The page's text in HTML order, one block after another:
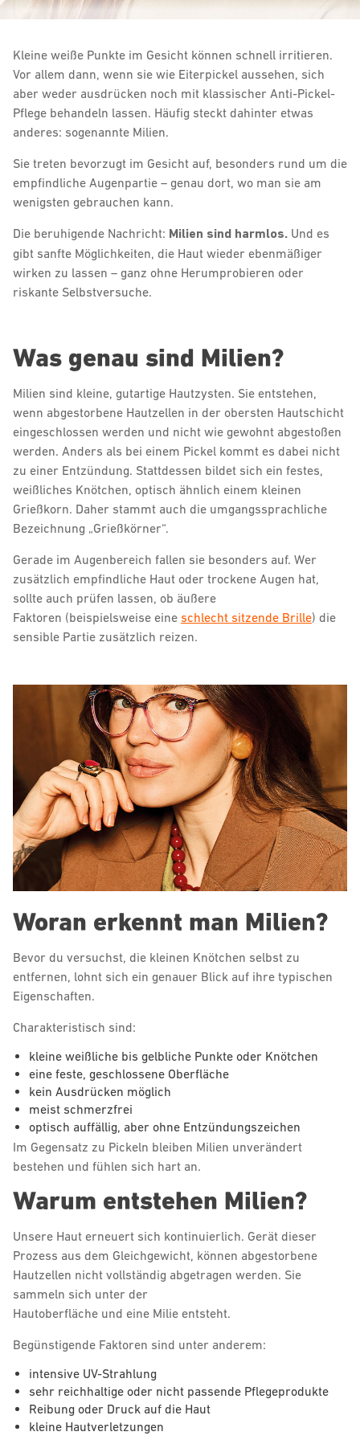
Kleine weiße Punkte im Gesicht können schnell irritieren.
Vor allem dann, wenn sie wie Eiterpickel aussehen, sich
aber weder ausdrücken noch mit klassischer Anti-Pickel-
Pflege behandeln lassen. Häufig steckt dahinter etwas
anderes: sogenannte Milien.
Sie treten bevorzugt im Gesicht auf, besonders rund um die
empfindliche Augenpartie – genau dort, wo man sie am
wenigsten gebrauchen kann.
Die beruhigende Nachricht: Milien sind harmlos. Und es
gibt sanfte Möglichkeiten, die Haut wieder ebenmäßiger
wirken zu lassen – ganz ohne Herumprobieren oder
riskante Selbstversuche.
Was genau sind Milien?
Milien sind kleine, gutartige Hautzysten. Sie entstehen,
wenn abgestorbene Hautzellen in der obersten Hautschicht
eingeschlossen werden und nicht wie gewohnt abgestoßen
werden. Anders als bei einem Pickel kommt es dabei nicht
zu einer Entzündung. Stattdessen bildet sich ein festes,
weißliches Knötchen, optisch ähnlich einem kleinen
Grießkorn. Daher stammt auch die umgangssprachliche
Bezeichnung „Grießkörner“.
Gerade im Augenbereich fallen sie besonders auf. Wer
zusätzlich empfindliche Haut oder trockene Augen hat,
sollte auch prüfen lassen, ob äußere
Faktoren (beispielsweise eine schlecht sitzende Brille) die
sensible Partie zusätzlich reizen.
Woran erkennt man Milien?
Bevor du versuchst, die kleinen Knötchen selbst zu
entfernen, lohnt sich ein genauer Blick auf ihre typischen
Eigenschaften.
Charakteristisch sind:
kleine weißliche bis gelbliche Punkte oder Knötchen
eine feste, geschlossene Oberfläche
kein Ausdrücken möglich
meist schmerzfrei
optisch auffällig, aber ohne Entzündungszeichen
Im Gegensatz zu Pickeln bleiben Milien unverändert
bestehen und fühlen sich hart an.
Warum entstehen Milien?
Unsere Haut erneuert sich kontinuierlich. Gerät dieser
Prozess aus dem Gleichgewicht, können abgestorbene
Hautzellen nicht vollständig abgetragen werden. Sie
sammeln sich unter der
Hautoberfläche und eine Milie entsteht.
Begünstigende Faktoren sind unter anderem:
intensive UV-Strahlung
sehr reichhaltige oder nicht passende Pflegeprodukte
Reibung oder Druck auf die Haut
kleine Hautverletzungen